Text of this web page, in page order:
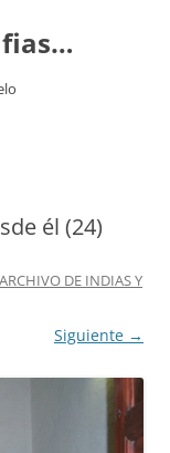
él (24)
ARCHIVO DE INDIAS Y
Siguiente →